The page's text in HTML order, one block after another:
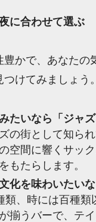
に合わせて選ぶ
豊かで、あなたの
けてみましょう。
たいなら「ジャ
の街として知ら
空間に響くサッ
もたらします。
化を味わいたい
類、時には百種類
揃うバーで、テ